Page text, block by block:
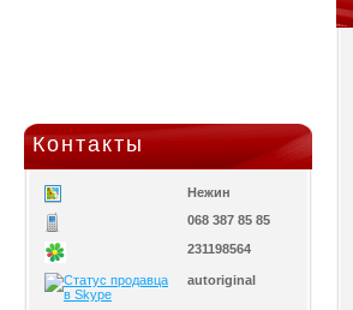
Контакты
Нежин
068 387 85 85
231198564
autoriginal